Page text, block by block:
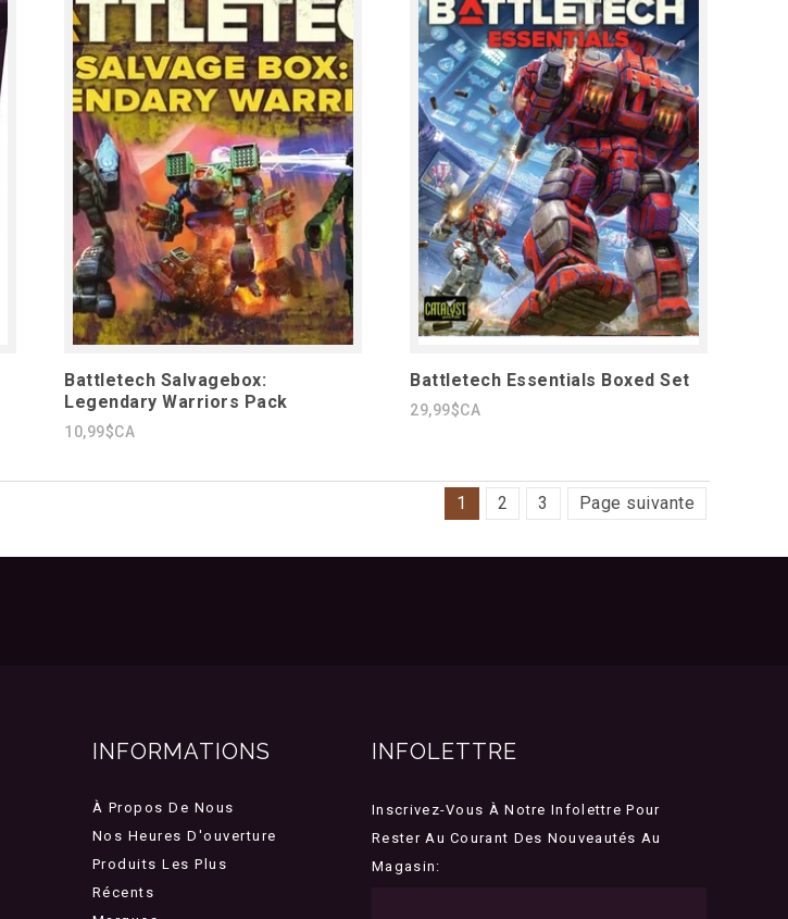
Battletech Salvagebox:
Legendary Warriors Pack
10,99$CA
Battletech Essentials Boxed Set
29,99$CA
1 2 3 Page suivante
INFORMATIONS
À Propos De Nous
Nos Heures D'ouverture
Produits Les Plus
Récents
INFOLETTRE
Inscrivez-Vous À Notre Infolettre Pour
Rester Au Courant Des Nouveautés Au
Magasin: